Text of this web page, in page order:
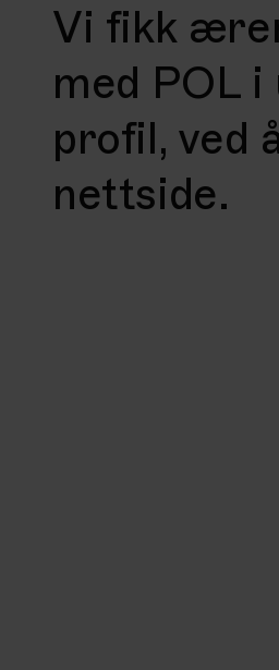
Vi fikk
med POL
profil, ved
nettside.